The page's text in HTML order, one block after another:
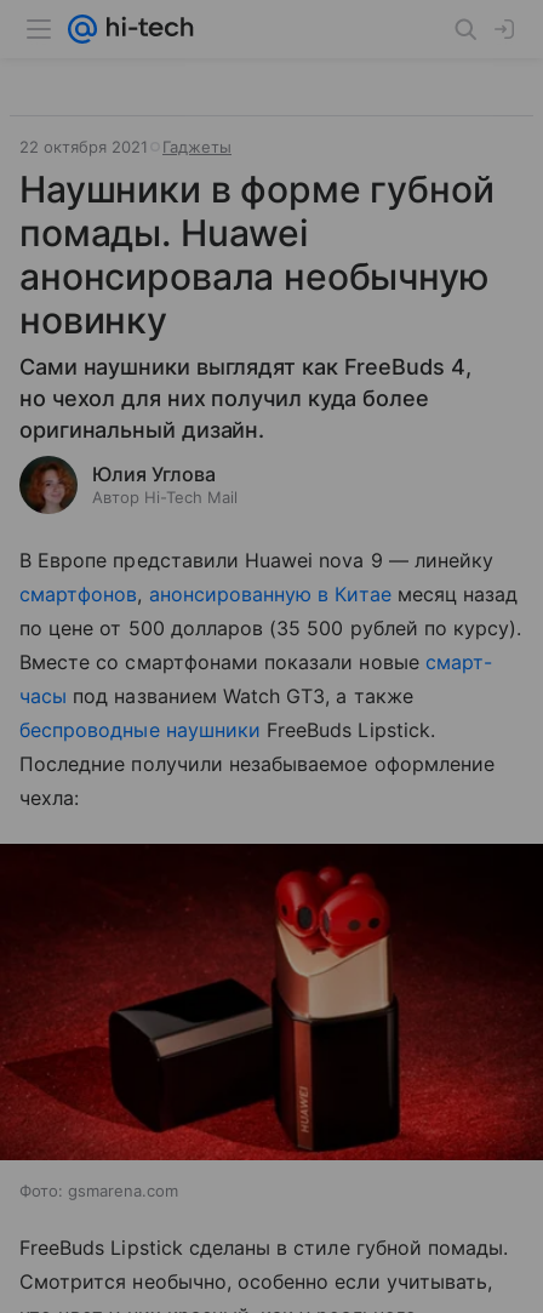
22 октября 2021 Гаджеты
Наушники в форме губной
помады. Huawei
анонсировала необычную
новинку
Сами наушники выглядят как FreeBuds 4,
но чехол для них получил куда более
оригинальный дизайн.
Юлия Углова
Автор Hi-Tech Mail
В Европе представили Huawei nova 9 — линейку
смартфонов, анонсированную в Китаемесяц назад
по цене от 500 долларов (35 500 рублей по курсу).
Вместе со смартфонами показали новые смарт-
часы под названием Watch GT3, а также
беспроводные наушники FreeBuds Lipstick.
Последние получили незабываемое оформление
чехла:
Фото: gsmarena.com
FreeBuds Lipstick сделаны в стиле губной помады.
Смотрится необычно, особенно если учитывать,